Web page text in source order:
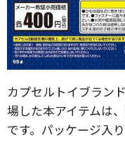
カプセルトイブラン
場した本アイテムは
です。パッケージ入